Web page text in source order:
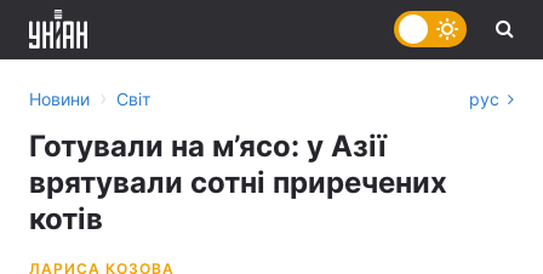
Новини › Світ рус
Готували на м’ясо: у Азії
врятували сотні приречених
котів
ЛАРИСА КОЗОВА